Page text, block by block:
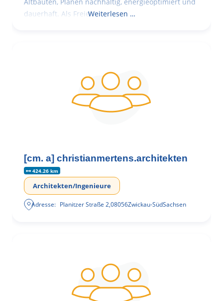
dauerhaft. Als FreieWeiterlesen …
[cm. a] christianmertens.architekten
424.26 km
Architekten/Ingenieure
Adresse: Planitzer Straße 2,08056Zwickau-SüdSachsen